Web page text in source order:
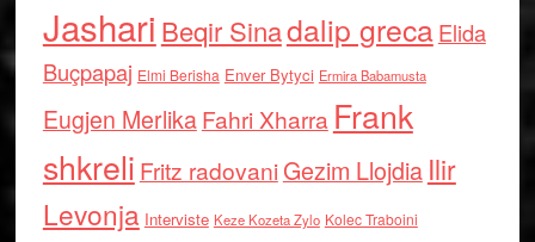
Jashari Beqir Sinadalip grecaElida
Buçpapaj Elmi Berisha Enver Bytyci Ermira Babamusta
Eugjen MerlikaFahri Xharra Frank
shkreli Fritz radovaniGezim Llojdia Ilir
Levonja Interviste Keze Kozeta Zylo Kolec Traboini